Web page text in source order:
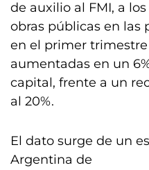
de auxilio al FMI, a
obras públicas en las
en el primer trimestre
aumentadas en un
capital, frente a un
al 20%.
El dato surge de un
Argentina de